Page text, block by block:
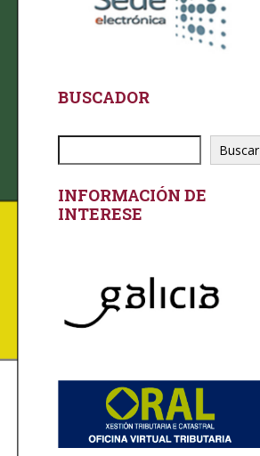
BUSCADOR
Buscar
INFORMACIÓN DE
INTERESE